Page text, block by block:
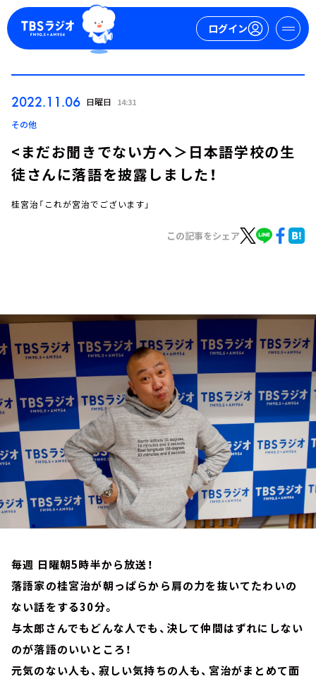
ログイン
お知らせ
イベント・グッズ
YouTube
会社情報
2022.11.06 日曜日 14:31
その他
<まだお聞きでない方へ＞日本語学校の生
徒さんに落語を披露しました！
桂宮治「これが宮治でございます」
この記事をシェア
毎週 日曜朝5時半から放送！
落語家の桂宮治が朝っぱらから肩の力を抜いてたわいの
ない話をする30分。
与太郎さんでもどんな人でも、決して仲間はずれにしない
のが落語のいいところ！
元気のない人も、寂しい気持ちの人も、宮治がまとめて面